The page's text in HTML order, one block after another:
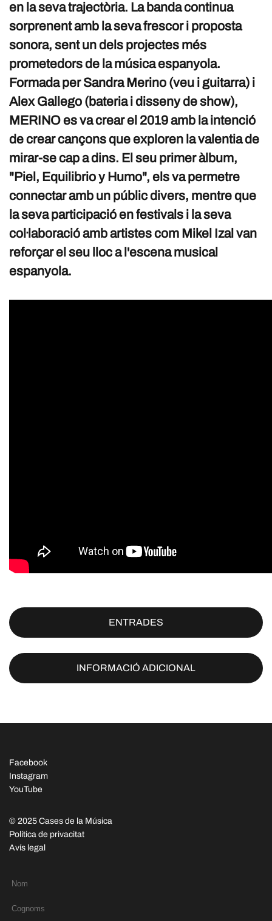
en la seva trajectòria. La banda continua
sorprenent amb la seva frescor i proposta
sonora, sent un dels projectes més
prometedors de la música espanyola.
Formada per Sandra Merino (veu i guitarra) i
Alex Gallego (bateria i disseny de show),
MERINO es va crear el 2019 amb la intenció
de crear cançons que exploren la valentia de
mirar-se cap a dins. El seu primer àlbum,
"Piel, Equilibrio y Humo", els va permetre
connectar amb un públic divers, mentre que
la seva participació en festivals i la seva
col·laboració amb artistes com Mikel Izal van
reforçar el seu lloc a l'escena musical
espanyola.
ENTRADES
INFORMACIÓ ADICIONAL
Facebook
Instagram
YouTube
© 2025 Cases de la Música
Política de privacitat
Avís legal